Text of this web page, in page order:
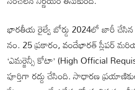
భారతీయ రైల్వే బోర్డు 2024లో జారీ చేసిన
నం. 25 ప్రకారం, వందేభారత్ స్లీపర్
‘ఎమర్జెన్సీ కోటా’ (High Official
పూర్తిగా రద్దు చేసింది. సాధారణ